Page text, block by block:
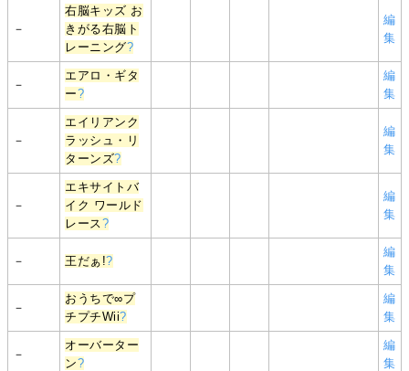
－
右脳キッズ お
きがる右脳ト
レーニング?
編
集
－
エアロ・ギタ
ー?
編
集
－
エイリアンク
ラッシュ・リ
ターンズ?
編
集
－
エキサイトバ
イク ワールド
レース ?
編
集
－ 王だぁ!?
編
集
－
おうちで∞プ
チプチWii?
編
集
－
オーバーター
ン?
編
集